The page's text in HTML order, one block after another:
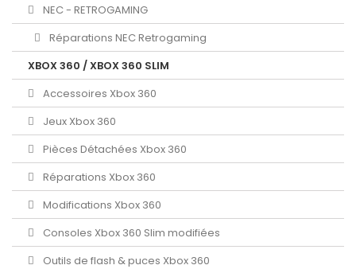
NEC - RETROGAMING
Réparations NEC Retrogaming
XBOX 360 / XBOX 360 SLIM
Accessoires Xbox 360
Jeux Xbox 360
Pièces Détachées Xbox 360
Réparations Xbox 360
Modifications Xbox 360
Consoles Xbox 360 Slim modifiées
Outils de flash & puces Xbox 360